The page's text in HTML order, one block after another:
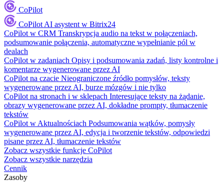
CoPilot
CoPilot AI asystent w Bitrix24
CoPilot w CRM Transkrypcja audio na tekst w połączeniach,
podsumowanie połączenia, automatyczne wypełnianie pól w
dealach
CoPilot w zadaniach Opisy i podsumowania zadań, listy kontrolne i
komentarze wygenerowane przez AI
CoPilot na czacie Nieograniczone źródło pomysłów, teksty
wygenerowane przez AI, burze mózgów i nie tylko
CoPilot na stronach i w sklepach Interesujące teksty na żądanie,
obrazy wygenerowane przez AI, dokładne prompty, tłumaczenie
tekstów
CoPilot w Aktualnościach Podsumowania wątków, pomysły
wygenerowane przez AI, edycja i tworzenie tekstów, odpowiedzi
pisane przez AI, tłumaczenie tekstów
Zobacz wszystkie funkcje CoPilot
Zobacz wszystkie narzędzia
Cennik
Zasoby